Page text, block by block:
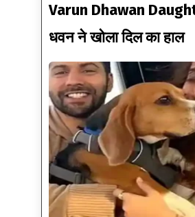
Varun Dhawan
धवन ने खोला दिल का हाल